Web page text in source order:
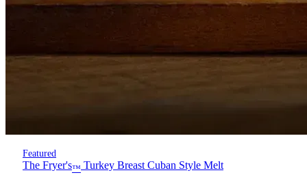
Featured
The Fryer's™ Turkey Breast Cuban Style Melt